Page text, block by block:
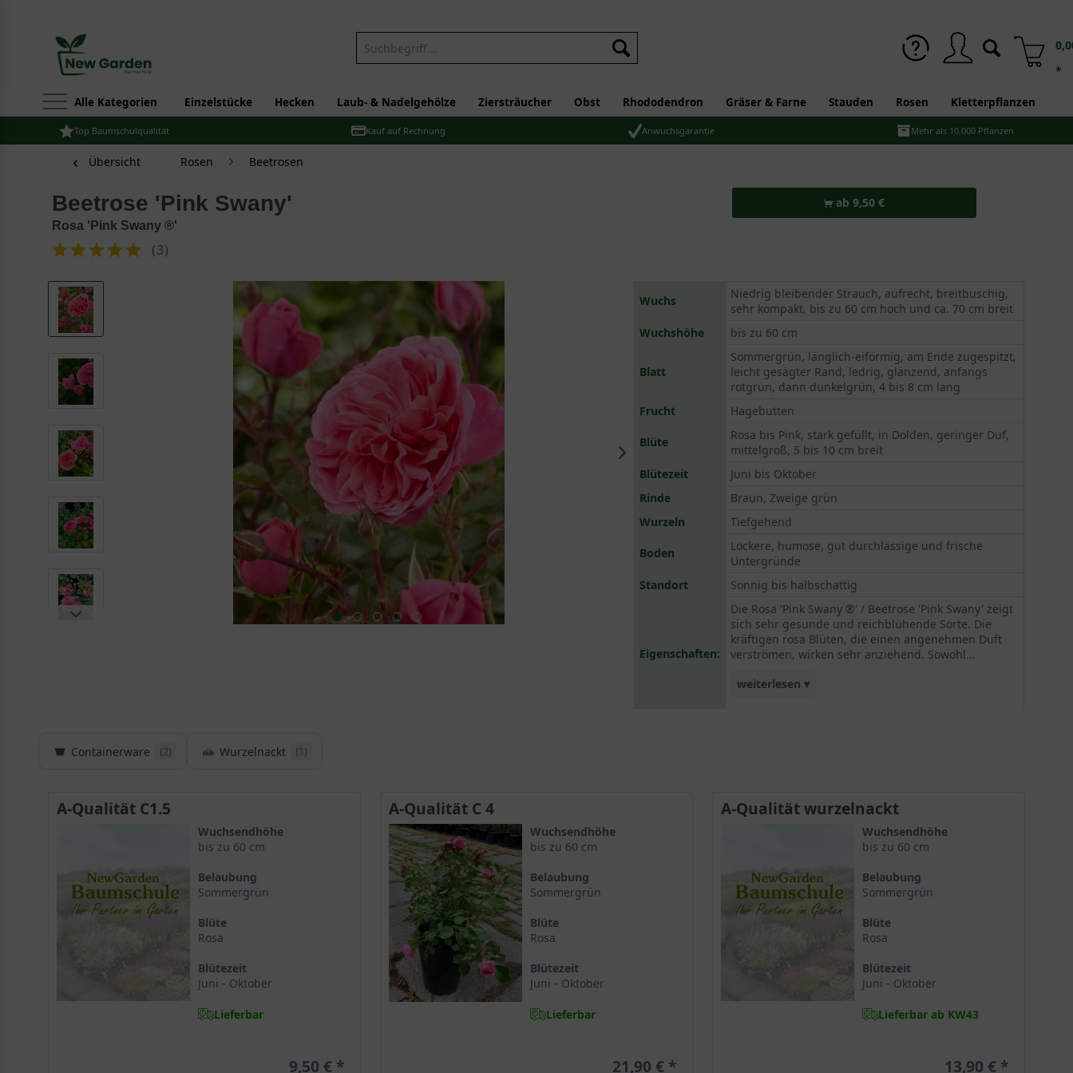
*
Alle Kategorien Einzelstücke Hecken Laub- & Nadelgehölze Ziersträucher Obst Rhododendron Gräser & Farne Stauden Rosen Kletterpflanzen
Top Baumschulqualität Kauf auf Rechnung Anwuchsgarantie Mehr als 10.000 Pflanzen
Übersicht Rosen Beetrosen
Beetrose 'Pink Swany'
Rosa 'Pink Swany ®'
(3)
ab 9,50 €
Wuchs
Niedrig bleibender Strauch, aufrecht, breitbuschig,
sehr kompakt, bis zu 60 cm hoch und ca. 70 cm breit
Wuchshöhe
bis zu 60 cm
Blatt
Sommergrün, länglich-eiförmig, am Ende zugespitzt,
leicht gesägter Rand, ledrig, glänzend, anfangs
rotgrün, dann dunkelgrün, 4 bis 8 cm lang
Frucht
Hagebutten
Blüte
Rosa bis Pink, stark gefüllt, in Dolden, geringer Duf,
mittelgroß, 5 bis 10 cm breit
Blütezeit
Juni bis Oktober
Rinde
Braun, Zweige grün
Wurzeln
Tiefgehend
Boden
Lockere, humose, gut durchlässige und frische
Untergründe
Standort
Sonnig bis halbschattig
Eigenschaften:
Die Rosa 'Pink Swany ®' / Beetrose 'Pink Swany' zeigt
sich sehr gesunde und reichblühende Sorte. Die
kräftigen rosa Blüten, die einen angenehmen Duft
verströmen, wirken sehr anziehend. Sowohl...
weiterlesen ▾
Containerware (2) Wurzelnackt (1)
A-Qualität C1.5
Wuchsendhöhe
bis zu 60 cm
Belaubung
Sommergrün
Blüte
Rosa
Blütezeit
Juni - Oktober
Lieferbar
9,50 €
A-Qualität C 4
Wuchsendhöhe
bis zu 60 cm
Belaubung
Sommergrün
Blüte
Rosa
Blütezeit
Juni - Oktober
Lieferbar
21,90 €
A-Qualität wurzelnackt
Wuchsendhöhe
bis zu 60 cm
Belaubung
Sommergrün
Blüte
Rosa
Blütezeit
Juni - Oktober
Lieferbar ab KW43
13,90 €